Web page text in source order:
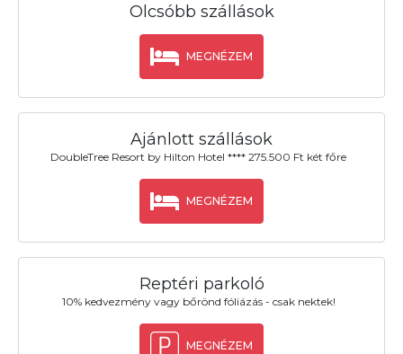
Olcsóbb szállások
MEGNÉZEM
Ajánlott szállások
DoubleTree Resort by Hilton Hotel **** 275.500 Ft két főre
MEGNÉZEM
Reptéri parkoló
10% kedvezmény vagy bőrönd fóliázás - csak nektek!
MEGNÉZEM